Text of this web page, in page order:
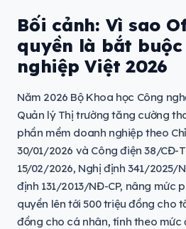
Bối cảnh: Vì sao
quyền là bắt
nghiệp Việt 2026
Năm 2026 Bộ Khoa học Công
Quản lý Thị trường tăng cường
phần mềm doanh nghiệp theo
30/01/2026 và Công điện 38/CĐ-
15/02/2026, Nghị định 341/2025/
định 131/2013/NĐ-CP, nâng mức
quyền lên tới 500 triệu đồng cho
đồng cho cá nhân, tính theo mức